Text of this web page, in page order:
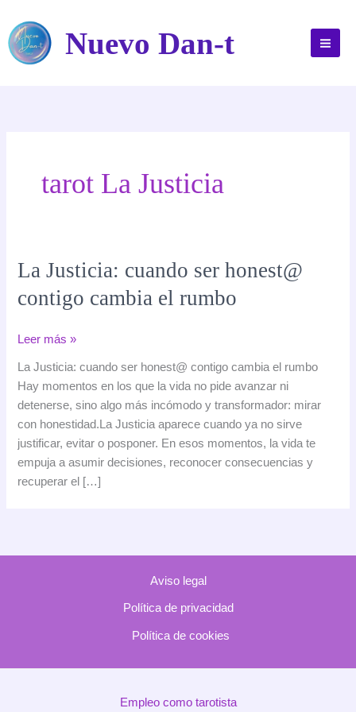
contenido
Nuevo Dan-t
tarot La Justicia
La Justicia: cuando ser honest@
contigo cambia el rumbo
La
ser
cambia
rumbo
Leer más »
La Justicia: cuando ser honest@ contigo cambia el rumbo
Hay momentos en los que la vida no pide avanzar ni
detenerse, sino algo más incómodo y transformador: mirar
con honestidad.La Justicia aparece cuando ya no sirve
justificar, evitar o posponer. En esos momentos, la vida te
empuja a asumir decisiones, reconocer consecuencias y
recuperar el […]
Aviso legal
Política de privacidad
Política de cookies
Empleo como tarotista